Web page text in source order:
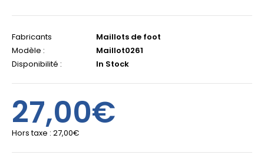
Fabricants
Maillots de foot
Modèle :
Maillot0261
Disponibilité :
In Stock
27,00€
Hors taxe : 27,00€